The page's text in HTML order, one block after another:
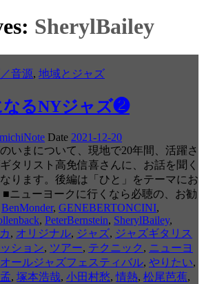
SherylBailey
音源, 地域とジャズ
なるNYジャズ❷
Date 2021-12-20
いまについて、現地で20年間、活躍さ
タリスト高免信喜さんに、お話を聞く
ります。後編は「ひと」をテーマにお
ニューヨークに行くなら必聴の、お勧
BenMonder, GENEBERTONCINI,
, PeterBernstein, SherylBailey,
, オリジナル, ジャズ, ジャズギタリス
ション, ツアー, テクニック , ニューヨ
ールジャズフェスティバル, やりたい,
, 塚本浩哉, 小田村愁,情熱, 松尾芭蕉,